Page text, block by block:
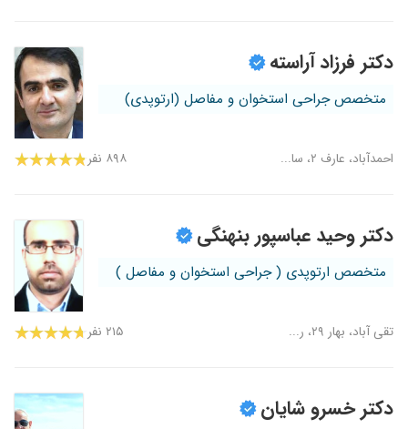
دکتر فرزاد آراسته
متخصص جراحی استخوان و مفاصل (ارتوپدی)
احمدآباد، عارف ۲، سا... ۸۹۸ نفر
دکتر وحید عباسپور بنهنگی
متخصص ارتوپدی ( جراحی استخوان و مفاصل )
تقی آباد، بهار ۲۹، ر... ۲۱۵ نفر
دکتر خسرو شایان